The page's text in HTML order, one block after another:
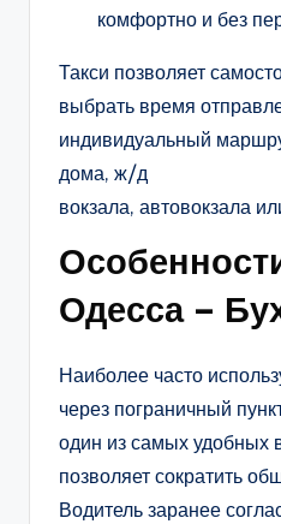
комфортно и без
Такси позволяет
выбрать время
индивидуальный
дома, ж/д
вокзала, автовокзала
Одесса –
Наиболее часто
через пограничный
один из самых удобных
позволяет сократить
Водитель заранее